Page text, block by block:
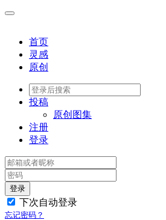
首页
灵感
原创
投稿
原创图集
注册
登录
登录
下次自动登录
忘记密码？